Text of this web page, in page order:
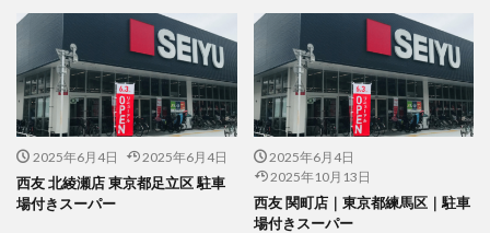
2025年6月4日 2025年6月4日
西友 北綾瀬店 東京都足立区 駐車
場付きスーパー
2025年6月4日
2025年10月13日
西友 関町店｜東京都練馬区｜駐車
場付きスーパー